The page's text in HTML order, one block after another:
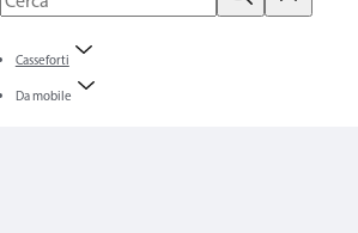
Casseforti
Da mobile